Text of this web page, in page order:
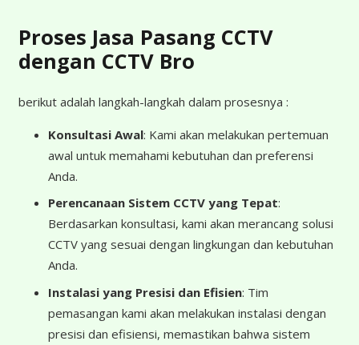
Proses Jasa Pasang CCTV
dengan CCTV Bro
berikut adalah langkah-langkah dalam prosesnya :
Konsultasi Awal: Kami akan melakukan pertemuan
awal untuk memahami kebutuhan dan preferensi
Anda.
Perencanaan Sistem CCTV yang Tepat:
Berdasarkan konsultasi, kami akan merancang solusi
CCTV yang sesuai dengan lingkungan dan kebutuhan
Anda.
Instalasi yang Presisi dan Efisien: Tim
pemasangan kami akan melakukan instalasi dengan
presisi dan efisiensi, memastikan bahwa sistem